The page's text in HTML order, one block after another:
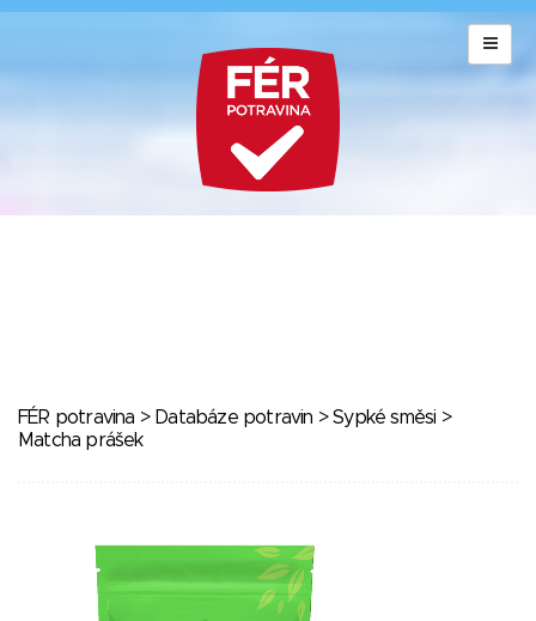
FÉR potravina > Databáze potravin >Sypké směsi >
Matcha prášek